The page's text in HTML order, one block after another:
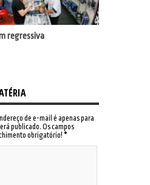
regressiva
de e-mail é apenas para
publicado. Os campos
obrigatório! *